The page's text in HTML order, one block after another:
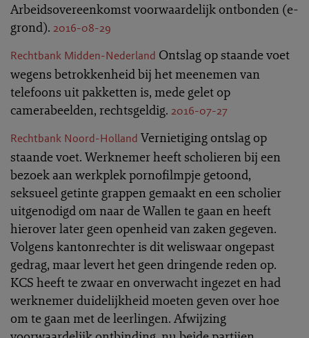
Arbeidsovereenkomst voorwaardelijk ontbonden (e-
grond). 2016-08-29
Rechtbank Midden-Nederland Ontslag op staande voet
wegens betrokkenheid bij het meenemen van
telefoons uit pakketten is, mede gelet op
camerabeelden, rechtsgeldig. 2016-07-27
Rechtbank Noord-Holland Vernietiging ontslag op
staande voet. Werknemer heeft scholieren bij een
bezoek aan werkplek pornofilmpje getoond,
seksueel getinte grappen gemaakt en een scholier
uitgenodigd om naar de Wallen te gaan en heeft
hierover later geen openheid van zaken gegeven.
Volgens kantonrechter is dit weliswaar ongepast
gedrag, maar levert het geen dringende reden op.
KCS heeft te zwaar en onverwacht ingezet en had
werknemer duidelijkheid moeten geven over hoe
om te gaan met de leerlingen. Afwijzing